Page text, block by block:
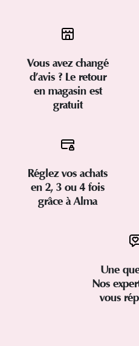
Vous avez changé
d’avis ? Le retour
en magasin est
gratuit
Réglez vos achats
en 2, 3 ou 4 fois
grâce à Alma
Une
Nos
vous